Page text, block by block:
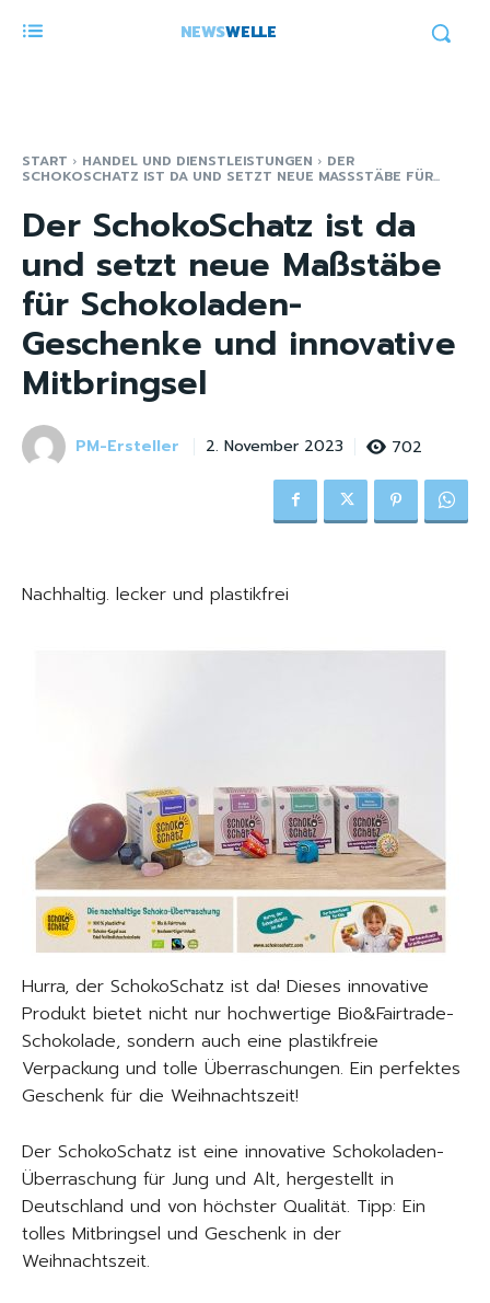
NEWSWELLE
START HANDEL UND DIENSTLEISTUNGEN DER
SCHOKOSCHATZ IST DA UND SETZT NEUE MASSSTÄBE FÜR...
Der SchokoSchatz ist da
und setzt neue Maßstäbe
für Schokoladen-
Geschenke und innovative
Mitbringsel
PM-Ersteller 2. November 2023 702
Nachhaltig. lecker und plastikfrei
Hurra, der SchokoSchatz ist da! Dieses innovative
Produkt bietet nicht nur hochwertige Bio&Fairtrade-
Schokolade, sondern auch eine plastikfreie
Verpackung und tolle Überraschungen. Ein perfektes
Geschenk für die Weihnachtszeit!
Der SchokoSchatz ist eine innovative Schokoladen-
Überraschung für Jung und Alt, hergestellt in
Deutschland und von höchster Qualität. Tipp: Ein
tolles Mitbringsel und Geschenk in der
Weihnachtszeit.